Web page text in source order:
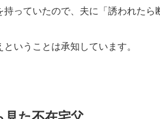
持っていたので、夫に「誘われた
いうことは承知しています。